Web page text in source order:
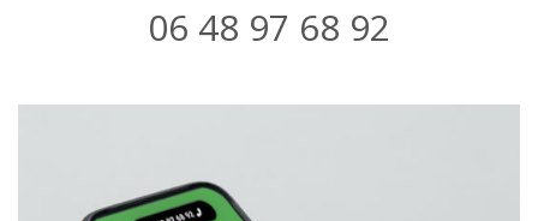
06 48 97 68 92